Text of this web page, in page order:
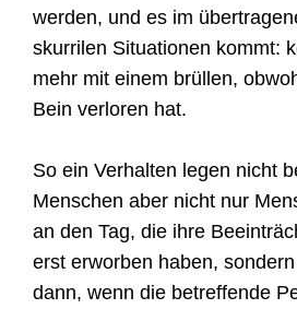
werden, und es im
skurrilen Situationen kommt:
mehr mit einem brüllen,
Bein verloren hat.
So ein Verhalten legen nicht
Menschen aber nicht nur
an den Tag, die ihre
erst erworben haben,
dann, wenn die betreffende